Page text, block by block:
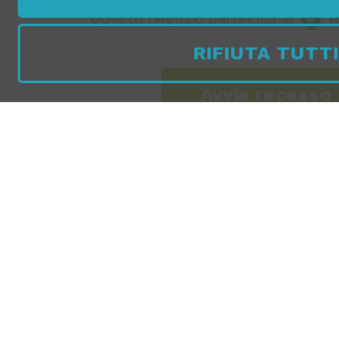
Questo negozio partecipa al
RIFIUTA TUTTI